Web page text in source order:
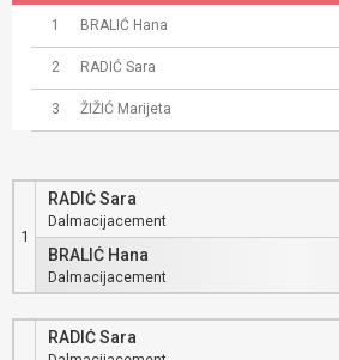
1 BRALIĆ Hana
2 RADIĆ Sara
3 ŽIŽIĆ Marijeta
1
RADIĆ Sara
Dalmacijacement
BRALIĆ Hana
Dalmacijacement
RADIĆ Sara